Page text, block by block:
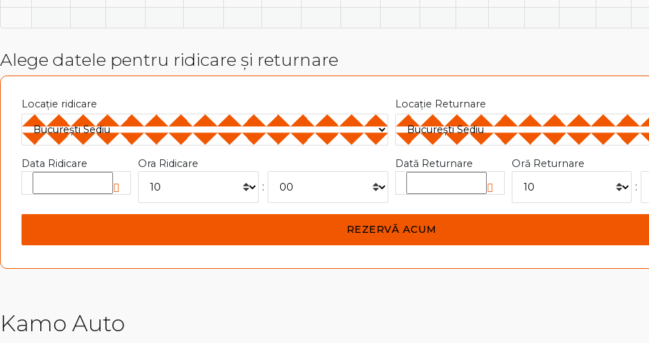
Alege datele pentru ridicare și returnare
Locație ridicare Locație Returnare
Data Ridicare Ora Ridicare
:
Dată Returnare Oră Returnare
:
Kamo Auto